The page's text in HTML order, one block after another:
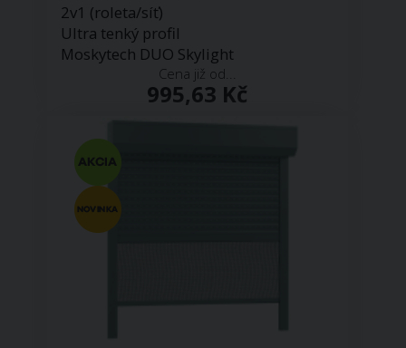
2v1 (roleta/síť)
Ultra tenký profil
Moskytech DUO Skylight
Cena již od...
995,63 Kč